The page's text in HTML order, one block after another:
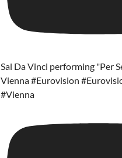
Sal Da Vinci performing "Per
Vienna #Eurovision
#Vienna